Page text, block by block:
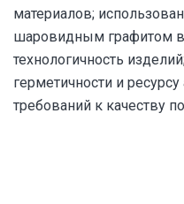
материалов;
шаровидным графитом
технологичность
герметичности и
требований к качеству